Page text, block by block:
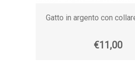
Gatto in argento con
€11,00